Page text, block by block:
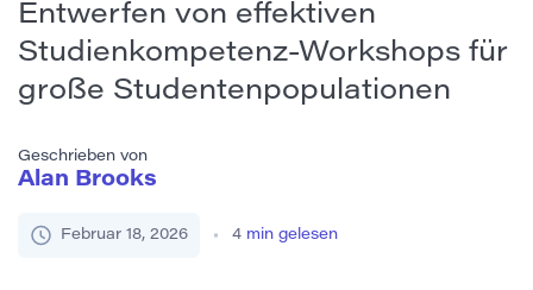
Entwerfen von effektiven
Studienkompetenz-Workshops für
große Studentenpopulationen
Geschrieben von
Alan Brooks
Februar 18, 2026 4 min gelesen